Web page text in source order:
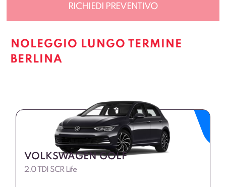
NOLEGGIO LUNGO TERMINE
BERLINA
VOLKSWAGEN GOLF
2.0 TDI SCR Life